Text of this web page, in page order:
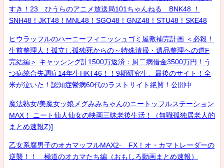
すき！23 ひうらのアニメ放送局101ちゃんねる BNK48 ！
SNH48！JKT48！MNL48！SGO48！GNZ48！STU48！SKE48
ヒウラッフルのハーニーフィニッシュゴミ屋敷補完計画 ＜必殺！
生前整理人！孤立し孤独死からの～特殊清掃・遺品整理への道F
完結編＞ キャッシング計1500万返済：厨二病借金3500万円！う
つ病統合失調症14年生HKT46！！9期研究生、最後のサイト！全
米が泣いた！認知症鬱病60代のラストサイト絶賛！公開中
魔法熟女/美魔女ッ娘メグみみちゃんのニートッフルステーション
MAX！ ニート仙人仙女の映画三昧老後生活！（無職孤独居老人的
まとめ速報Z)]
乙女系腐男子のオカマッフルMAX2- FX！オ・カマトレーダーの
逆襲！！ 極道のオカマたち編（おもしろ動画まとめ速報）